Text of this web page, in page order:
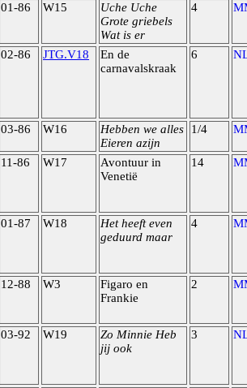
01-86 W15
Uche Uche
Grote griebels
Wat is er
4
02-86 JTG.V18
En de
carnavalskraak
6
03-86 W16
Hebben we alles
Eieren azijn
1/4
11-86 W17
Avontuur in
Venetië
14
01-87 W18
Het heeft even
geduurd maar
4
12-88 W3
Figaro en
Frankie
2
03-92 W19
Zo Minnie Heb
jij ook
3